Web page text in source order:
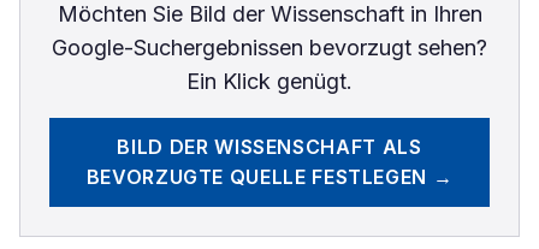
Möchten Sie Bild der Wissenschaftin Ihren
Google-Suchergebnissen bevorzugt sehen?
Ein Klick genügt.
BILD DER WISSENSCHAFT ALS
BEVORZUGTE QUELLE FESTLEGEN →